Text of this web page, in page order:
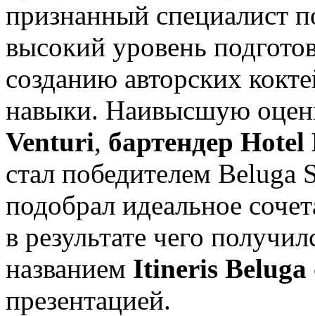
признанный специалист
высокий уровень
созданию авторских
навыки. Наивысшую
Venturi, бартендер
стал победителем Beluga
подобрал идеальное
в результате чего
названием Itineris Beluga
презентацией.